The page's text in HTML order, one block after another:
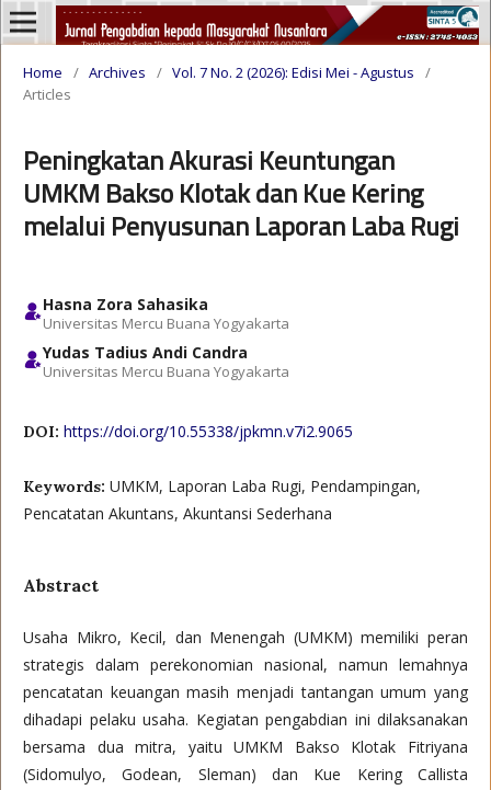
Home / Archives / Vol. 7 No. 2 (2026): Edisi Mei - Agustus
/
Articles
Peningkatan Akurasi Keuntungan
UMKM Bakso Klotak dan Kue Kering
melalui Penyusunan Laporan Laba Rugi
Hasna Zora Sahasika
Universitas Mercu Buana Yogyakarta
Yudas Tadius Andi Candra
Universitas Mercu Buana Yogyakarta
DOI: https://doi.org/10.55338/jpkmn.v7i2.9065
Keywords: UMKM, Laporan Laba Rugi, Pendampingan,
Pencatatan Akuntans, Akuntansi Sederhana
Abstract
Usaha Mikro, Kecil, dan Menengah (UMKM) memiliki peran
strategis dalam perekonomian nasional, namun lemahnya
pencatatan keuangan masih menjadi tantangan umum yang
dihadapi pelaku usaha. Kegiatan pengabdian ini dilaksanakan
bersama dua mitra, yaitu UMKM Bakso Klotak Fitriyana
(Sidomulyo, Godean, Sleman) dan Kue Kering Callista